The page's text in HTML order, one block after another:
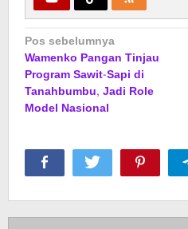
Navigasi
pos
Pos sebelumnya
Wamenko Pangan Tinjau
Program Sawit-Sapi di
Tanahbumbu, Jadi Role
Model Nasional